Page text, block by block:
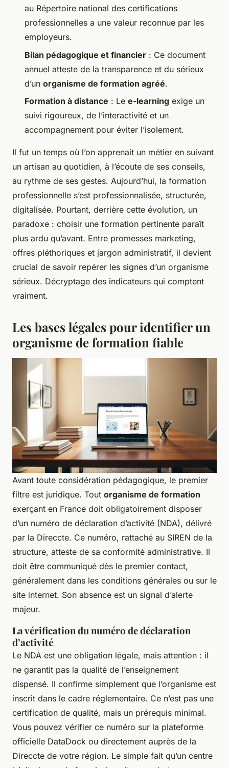
au Répertoire national des certifications
professionnelles a une valeur reconnue par les
employeurs.
Bilan pédagogique et financier : Ce document
annuel atteste de la transparence et du sérieux
d’un organisme de formation agréé.
Formation à distance : Le e-learning exige un
suivi rigoureux, de l’interactivité et un
accompagnement pour éviter l’isolement.
Il fut un temps où l’on apprenait un métier en suivant
un artisan au quotidien, à l’écoute de ses conseils,
au rythme de ses gestes. Aujourd’hui, la formation
professionnelle s’est professionnalisée, structurée,
digitalisée. Pourtant, derrière cette évolution, un
paradoxe : choisir une formation pertinente paraît
plus ardu qu’avant. Entre promesses marketing,
offres pléthoriques et jargon administratif, il devient
crucial de savoir repérer les signes d’un organisme
sérieux. Décryptage des indicateurs qui comptent
vraiment.
Les bases légales pour identifier un
organisme de formation fiable
Avant toute considération pédagogique, le premier
filtre est juridique. Tout organisme de formation
exerçant en France doit obligatoirement disposer
d’un numéro de déclaration d’activité (NDA), délivré
par la Direccte. Ce numéro, rattaché au SIREN de la
structure, atteste de sa conformité administrative. Il
doit être communiqué dès le premier contact,
généralement dans les conditions générales ou sur le
site internet. Son absence est un signal d’alerte
majeur.
La vérification du numéro de déclaration
d’activité
Le NDA est une obligation légale, mais attention : il
ne garantit pas la qualité de l’enseignement
dispensé. Il confirme simplement que l’organisme est
inscrit dans le cadre réglementaire. Ce n’est pas une
certification de qualité, mais un prérequis minimal.
Vous pouvez vérifier ce numéro sur la plateforme
officielle DataDock ou directement auprès de la
Direccte de votre région. Le simple fait qu’un centre